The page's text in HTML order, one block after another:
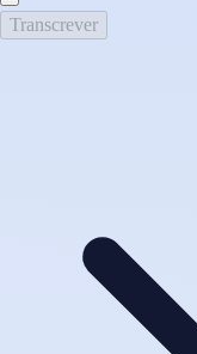
Transcrever